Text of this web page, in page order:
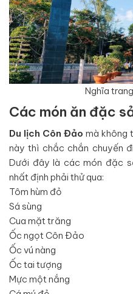
Nghĩa
Các món ăn đặc
Du lịch Côn Đảo mà không
này thì chắc chắn chuyến
Dưới đây là các món đặc
nhất định phải thử qua:
Tôm hùm đỏ
Sá sùng
Cua mặt trăng
Ốc ngọt Côn Đảo
Ốc vú nàng
Ốc tai tượng
Mực một nắng